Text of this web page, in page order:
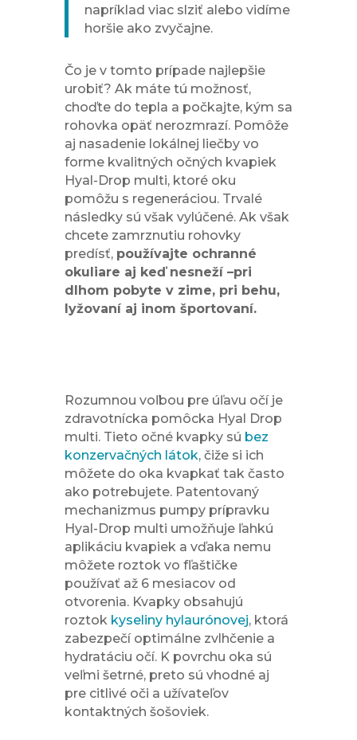
napríklad viac slziť alebo vidíme
horšie ako zvyčajne.
Čo je v tomto prípade najlepšie
urobiť? Ak máte tú možnosť,
choďte do tepla a počkajte, kým sa
rohovka opäť nerozmrazí. Pomôže
aj nasadenie lokálnej liečby vo
forme kvalitných očných kvapiek
Hyal-Drop multi, ktoré oku
pomôžu s regeneráciou. Trvalé
následky sú však vylúčené. Ak však
chcete zamrznutiu rohovky
predísť, používajte ochranné
okuliare aj keď nesneží –pri
dlhom pobyte v zime, pri behu,
lyžovaní aj inom športovaní.
Rozumnou voľbou pre úľavu očí je
zdravotnícka pomôcka Hyal Drop
multi. Tieto očné kvapky sú bez
konzervačných látok, čiže si ich
môžete do oka kvapkať tak často
ako potrebujete. Patentovaný
mechanizmus pumpy prípravku
Hyal-Drop multi umožňuje ľahkú
aplikáciu kvapiek a vďaka nemu
môžete roztok vo fľaštičke
používať až 6 mesiacov od
otvorenia. Kvapky obsahujú
roztok kyseliny hylaurónovej, ktorá
zabezpečí optimálne zvlhčenie a
hydratáciu očí. K povrchu oka sú
veľmi šetrné, preto sú vhodné aj
pre citlivé oči a užívateľov
kontaktných šošoviek.